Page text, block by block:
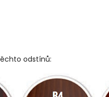
odstínů: